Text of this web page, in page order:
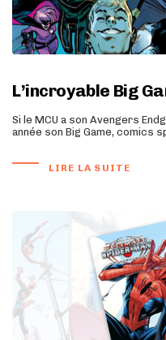
L’incroyable Big
Si le MCU a son Avengers
année son Big Game, comics
LIRE LA SUITE